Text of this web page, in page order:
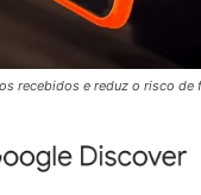
recebidos e reduz o risco de